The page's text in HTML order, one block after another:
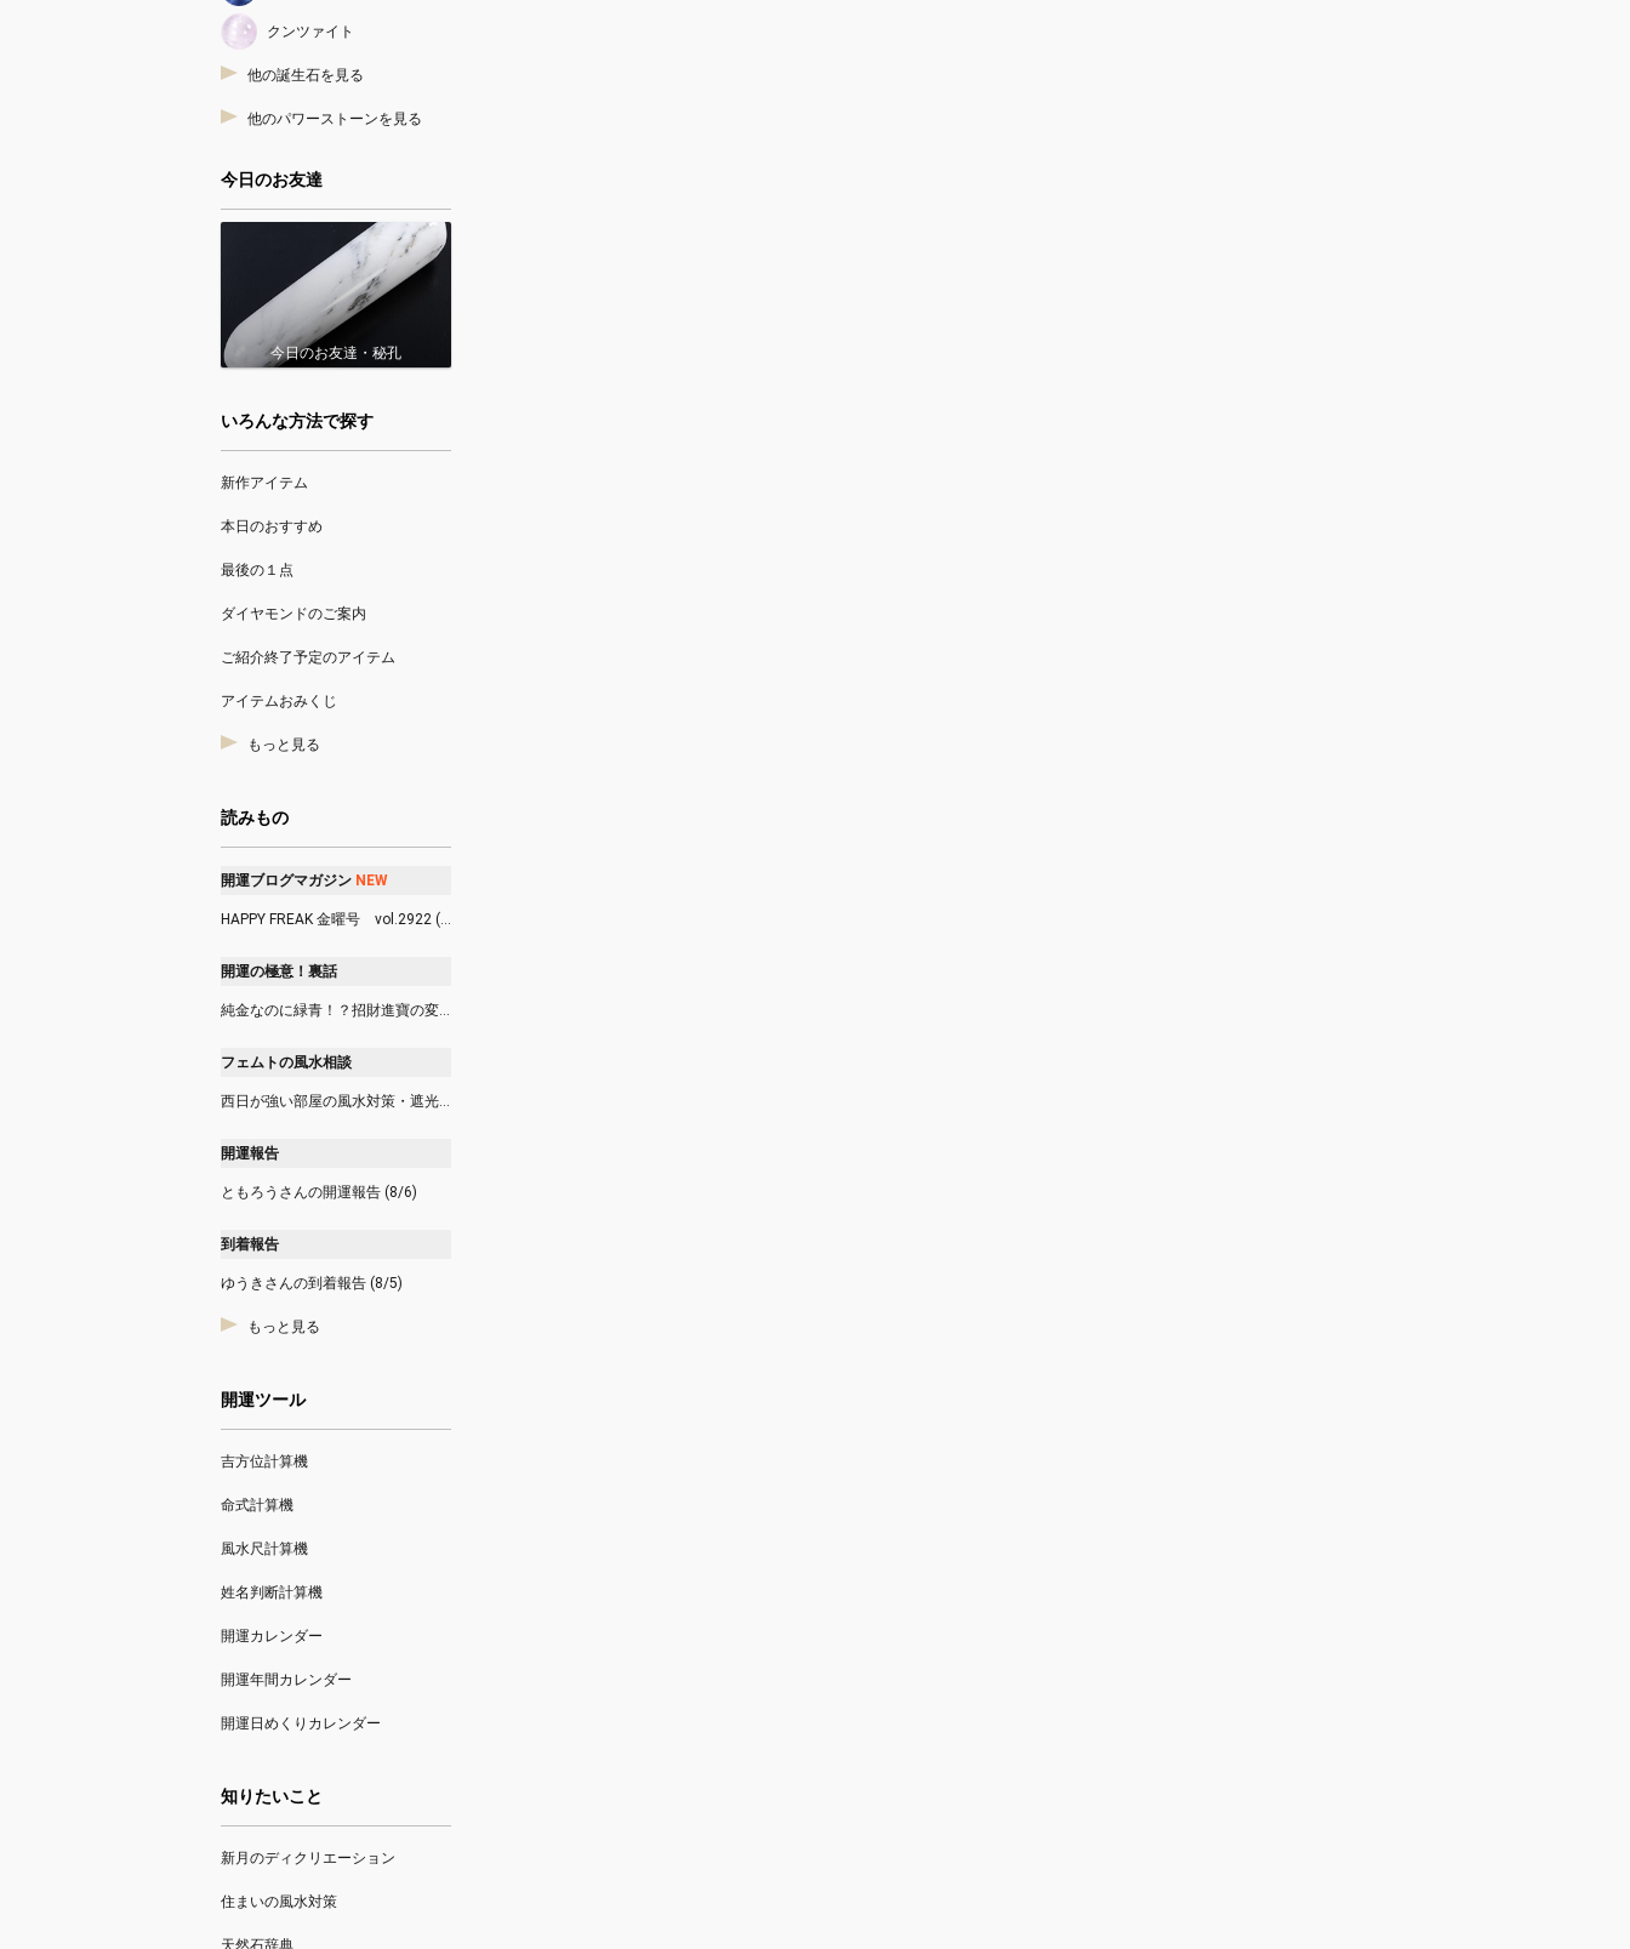
クンツァイト
他の誕生石を見る
他のパワーストーンを見る
今日のお友達
今日のお友達・秘孔
いろんな方法で探す
新作アイテム
本日のおすすめ
最後の１点
ダイヤモンドのご案内
ご紹介終了予定のアイテム
アイテムおみくじ
もっと見る
読みもの
開運ブログマガジン NEW
HAPPY FREAK 金曜号 vol.2922 (8/7)
開運の極意！裏話
純金なのに緑青！？招財進寶の変色事件 (8/6)
フェムトの風水相談
西日が強い部屋の風水対策・遮光カーテンやシャッターは使っても良い？ (8/6)
開運報告
ともろうさんの開運報告 (8/6)
到着報告
ゆうきさんの到着報告 (8/5)
もっと見る
開運ツール
吉方位計算機
命式計算機
風水尺計算機
姓名判断計算機
開運カレンダー
開運年間カレンダー
開運日めくりカレンダー
知りたいこと
新月のディクリエーション
住まいの風水対策
天然石辞典